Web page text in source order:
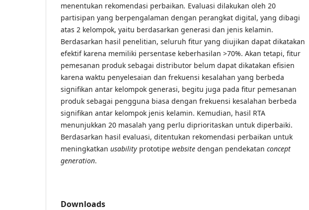
menentukan rekomendasi perbaikan. Evaluasi dilakukan oleh 20
partisipan yang berpengalaman dengan perangkat digital, yang dibagi
atas 2 kelompok, yaitu berdasarkan generasi dan jenis kelamin.
Berdasarkan hasil penelitian, seluruh fitur yang diujikan dapat dikatakan
efektif karena memiliki persentase keberhasilan >70%. Akan tetapi, fitur
pemesanan produk sebagai distributor belum dapat dikatakan efisien
karena waktu penyelesaian dan frekuensi kesalahan yang berbeda
signifikan antar kelompok generasi, begitu juga pada fitur pemesanan
produk sebagai pengguna biasa dengan frekuensi kesalahan berbeda
signifikan antar kelompok jenis kelamin. Kemudian, hasil RTA
menunjukkan 20 masalah yang perlu diprioritaskan untuk diperbaiki.
Berdasarkan hasil evaluasi, ditentukan rekomendasi perbaikan untuk
meningkatkan usability prototipe website dengan pendekatan concept
generation.
Downloads